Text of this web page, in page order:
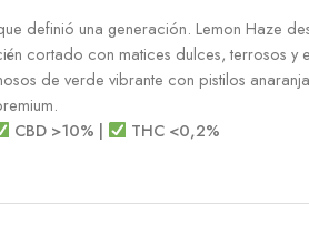
definió una generación. Lemon Haze
cortado con matices dulces, terrosos y
de verde vibrante con pistilos
CBD >10% | THC <0,2%